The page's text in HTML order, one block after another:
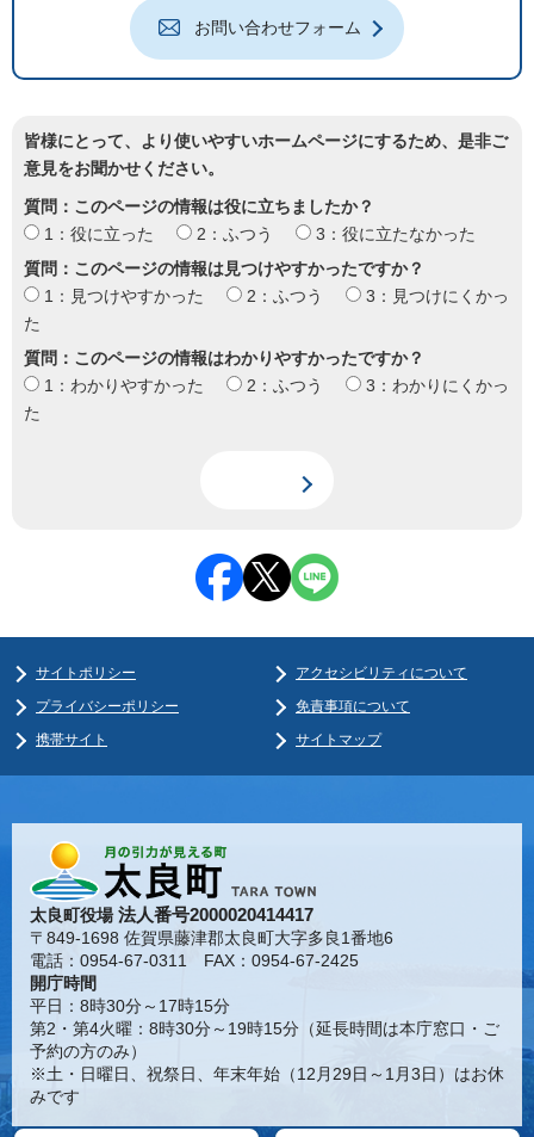
お問い合わせフォーム
皆様にとって、より使いやすいホームページにするため、是非ご
意見をお聞かせください。
質問：このページの情報は役に立ちましたか？
1：役に立った
2：ふつう
3：役に立たなかった
質問：このページの情報は見つけやすかったですか？
1：見つけやすかった
2：ふつう
3：見つけにくかっ
た
質問：このページの情報はわかりやすかったですか？
1：わかりやすかった
2：ふつう
3：わかりにくかっ
た
サイトポリシー
アクセシビリティについて
プライバシーポリシー
免責事項について
携帯サイト
サイトマップ
太良町役場法人番号2000020414417
〒849-1698 佐賀県藤津郡太良町大字多良1番地6
電話：0954-67-0311 FAX：0954-67-2425
開庁時間
平日：8時30分～17時15分
第2・第4火曜：8時30分～19時15分（延長時間は本庁窓口・ご
予約の方のみ）
※土・日曜日、祝祭日、年末年始（12月29日～1月3日）はお休
みです